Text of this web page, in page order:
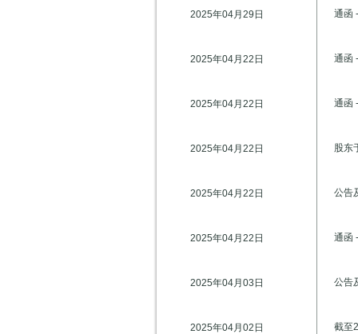
2025年04月29日 通函
2025年04月22日 通函
2025年04月22日 通函
2025年04月22日 股东
2025年04月22日 公告
2025年04月22日 通函
2025年04月03日 公告
2025年04月02日 截至